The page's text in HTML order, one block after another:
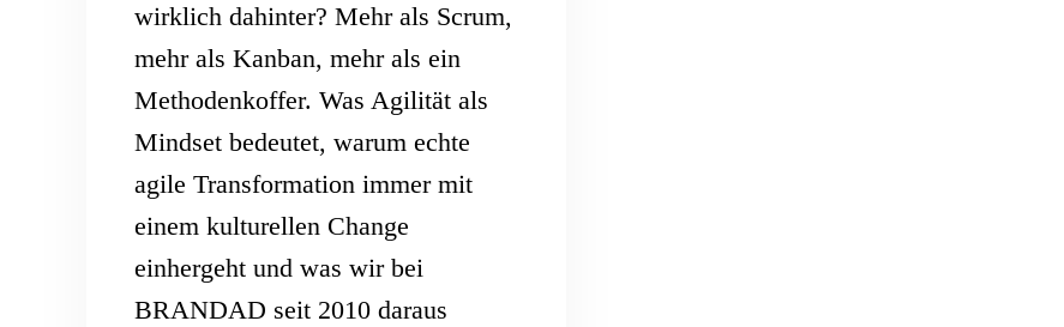
wirklich dahinter? Mehr als Scrum,
mehr als Kanban, mehr als ein
Methodenkoffer. Was Agilität als
Mindset bedeutet, warum echte
agile Transformation immer mit
einem kulturellen Change
einhergeht und was wir bei
BRANDAD seit 2010 daraus